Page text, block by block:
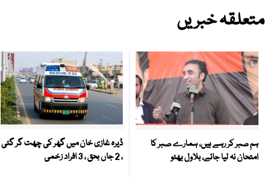
متعلقہ خبریں
ہم صبر کر رہے ہیں، ہمارے صبر کا
امتحان نہ لیا جائے، بلاول بھٹو
ڈیرہ غازی خان میں گھر کی چھت گر گئی
، 2 جاں بحق ، 3 افراد زخمی